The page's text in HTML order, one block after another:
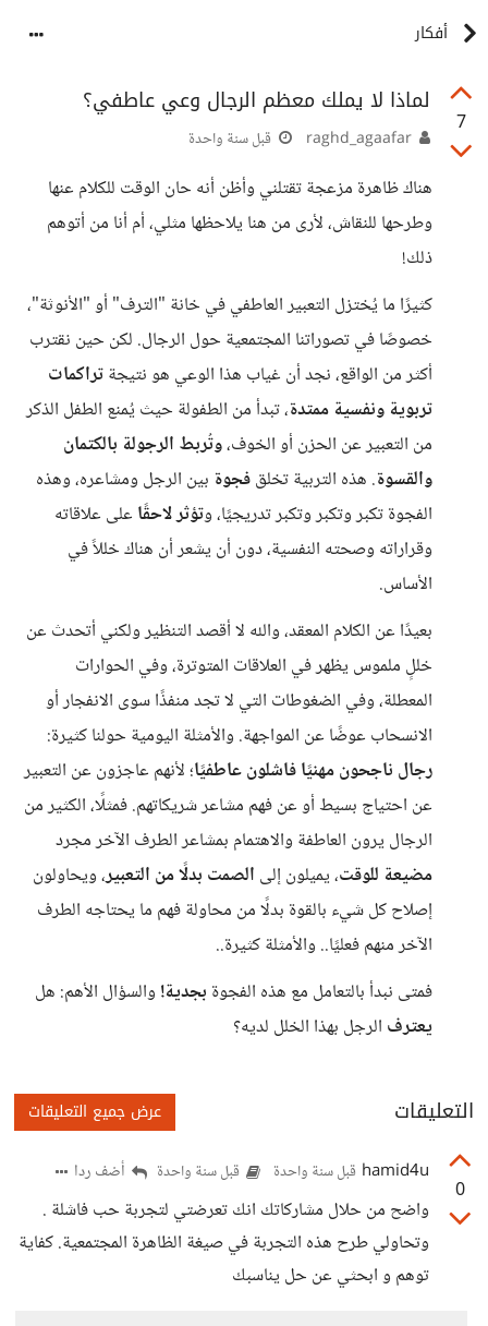
أفكار
7
لماذا لا يملك معظم الرجال وعي عاطفي؟
قبل سنة واحدة
هناك ظاهرة مزعجة تقتلني وأظن أنه حان الوقت للكلام عنها
وطرحها للنقاش، لأرى من هنا يلاحظها مثلي، أم أنا من أتوهم
ذلك!
كثيرًا ما يُختزل التعبير العاطفي في خانة "الترف" أو "الأنوثة"،
خصوصًا في تصوراتنا المجتمعية حول الرجال. لكن حين نقترب
أكثر من الواقع، نجد أن غياب هذا الوعي هو نتيجةتراكمات
تربوية ونفسية ممتدة، تبدأ من الطفولة حيث يُمنع الطفل الذكر
من التعبير عن الحزن أو الخوف،وتُربط الرجولة بالكتمان
والقسوة. هذه التربية تخلقفجوة بين الرجل ومشاعره، وهذه
الفجوة تكبر وتكبر وتكبر تدريجيًا، وتؤثر لاحقًا على علاقاته
وقراراته وصحته النفسية، دون أن يشعر أن هناك خللاً في
الأساس.
بعيدًا عن الكلام المعقد، والله لا أقصد التنظير ولكني أتحدث عن
خللٍ ملموس يظهر في العلاقات المتوترة، وفي الحوارات
المعطلة، وفي الضغوطات التي لا تجد منفذًا سوى الانفجار أو
الانسحاب عوضًا عن المواجهة. والأمثلة اليومية حولنا كثيرة:
رجال ناجحون مهنيًا فاشلون عاطفيًا؛ لأنهم عاجزون عن التعبير
عن احتياج بسيط أو عن فهم مشاعر شريكاتهم. فمثلًا، الكثير من
الرجال يرون العاطفة والاهتمام بمشاعر الطرف الآخر مجرد
مضيعة للوقت، يميلون إلى الصمت بدلًا من التعبير، ويحاولون
إصلاح كل شيء بالقوة بدلًا من محاولة فهم ما يحتاجه الطرف
الآخر منهم فعليًا.. والأمثلة كثيرة..
فمتى نبدأ بالتعامل مع هذه الفجوة بجدية! والسؤال الأهم: هل
يعترف الرجل بهذا الخلل لديه؟
التعليقات عرض جميع التعليقات
0
hamid4u قبل سنة واحدة قبل سنة واحدة أضف ردا
واضح من حلال مشاركاتك انك تعرضتي لتجربة حب فاشلة .
وتحاولي طرح هذه التجربة في صيغة الظاهرة المجتمعية. كفاية
توهم و ابحثي عن حل يناسبك